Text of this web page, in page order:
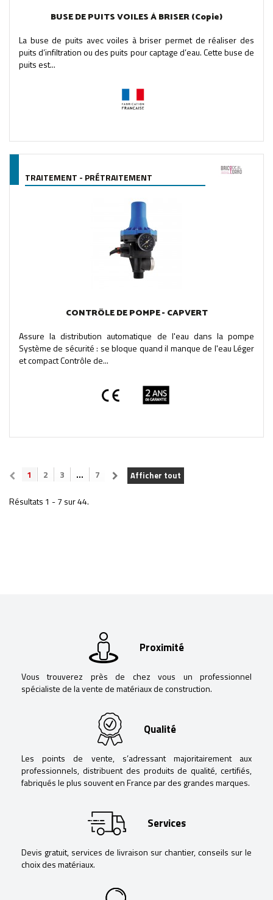
BUSE DE PUITS VOILES À BRISER (Copie)
La buse de puits avec voiles à briser permet de réaliser des
puits d’infiltration ou des puits pour captage d’eau. Cette buse de
puits est...
TRAITEMENT - PRÉTRAITEMENT
CONTRÔLE DE POMPE - CAPVERT
Assure la distribution automatique de l'eau dans la pompe
Système de sécurité : se bloque quand il manque de l'eau Léger
et compact Contrôle de...
Afficher tout
1 2 3 ... 7
Résultats 1 - 7 sur 44.
Proximité
Vous trouverez près de chez vous un professionnel
spécialiste de la vente de matériaux de construction.
Qualité
Les points de vente, s’adressant majoritairement aux
professionnels, distribuent des produits de qualité, certifiés,
fabriqués le plus souvent en France par des grandes marques.
Services
Devis gratuit, services de livraison sur chantier, conseils sur le
choix des matériaux.